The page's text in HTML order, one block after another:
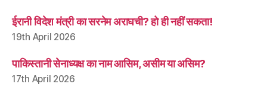
ईरानी विदेश मंत्री का सरनेम अराघची? हो ही नहीं सकता!
19th April 2026
पाकिस्तानी सेनाध्यक्ष का नाम आसिम, असीम या असिम?
17th April 2026